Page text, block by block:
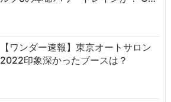
【ワンダー速報】東京オートサロン
2022印象深かったブースは？